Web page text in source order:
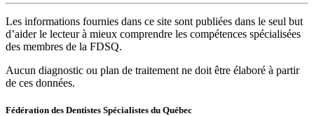
Les informations fournies dans ce site sont publiées dans le seul but
d’aider le lecteur à mieux comprendre les compétences spécialisées
des membres de la FDSQ.
Aucun diagnostic ou plan de traitement ne doit être élaboré à partir
de ces données.
Fédération des Dentistes Spécialistes du Québec